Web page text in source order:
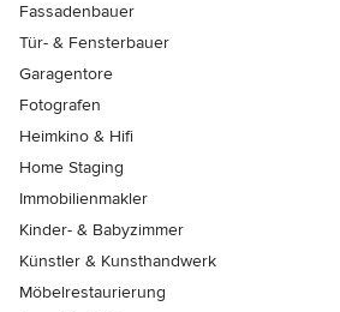
Fassadenbauer
Tür- & Fensterbauer
Garagentore
Fotografen
Heimkino & Hifi
Home Staging
Immobilienmakler
Kinder- & Babyzimmer
Künstler & Kunsthandwerk
Möbelrestaurierung